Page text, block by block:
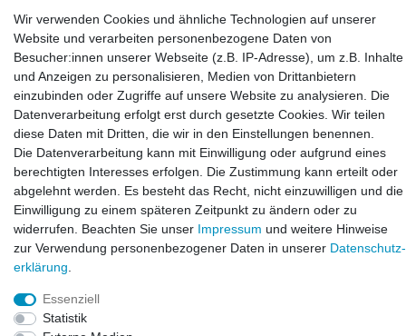
Zeppelinstraße 4, 89604 Allmendingen, Deutschland
E-mail:
info@laxara.de
E-mail:
info@bluewater-armaturen.de
Öffnungszeiten:
Mo - Fr 10:00 - 12:00 Uhr
Mo - Fr 13:00 - 15:00 Uhr
Wir verwenden Cookies und ähnliche Technologien auf unserer
Website und verarbeiten personenbezogene Daten von
Besucher:innen unserer Webseite (z.B. IP-Adresse), um z.B. Inhalte
und Anzeigen zu personalisieren, Medien von Drittanbietern
einzubinden oder Zugriffe auf unsere Website zu analysieren. Die
Datenverarbeitung erfolgt erst durch gesetzte Cookies. Wir teilen
diese Daten mit Dritten, die wir in den Einstellungen benennen.
Die Datenverarbeitung kann mit Einwilligung oder aufgrund eines
berechtigten Interesses erfolgen. Die Zustimmung kann erteilt oder
abgelehnt werden. Es besteht das Recht, nicht einzuwilligen und die
Einwilligung zu einem späteren Zeitpunkt zu ändern oder zu
widerrufen. Beachten Sie unser Impressum und weitere Hinweise
zur Verwendung personenbezogener Daten in unserer Daten­schutz­
erklärung
Essenziell
Statistik